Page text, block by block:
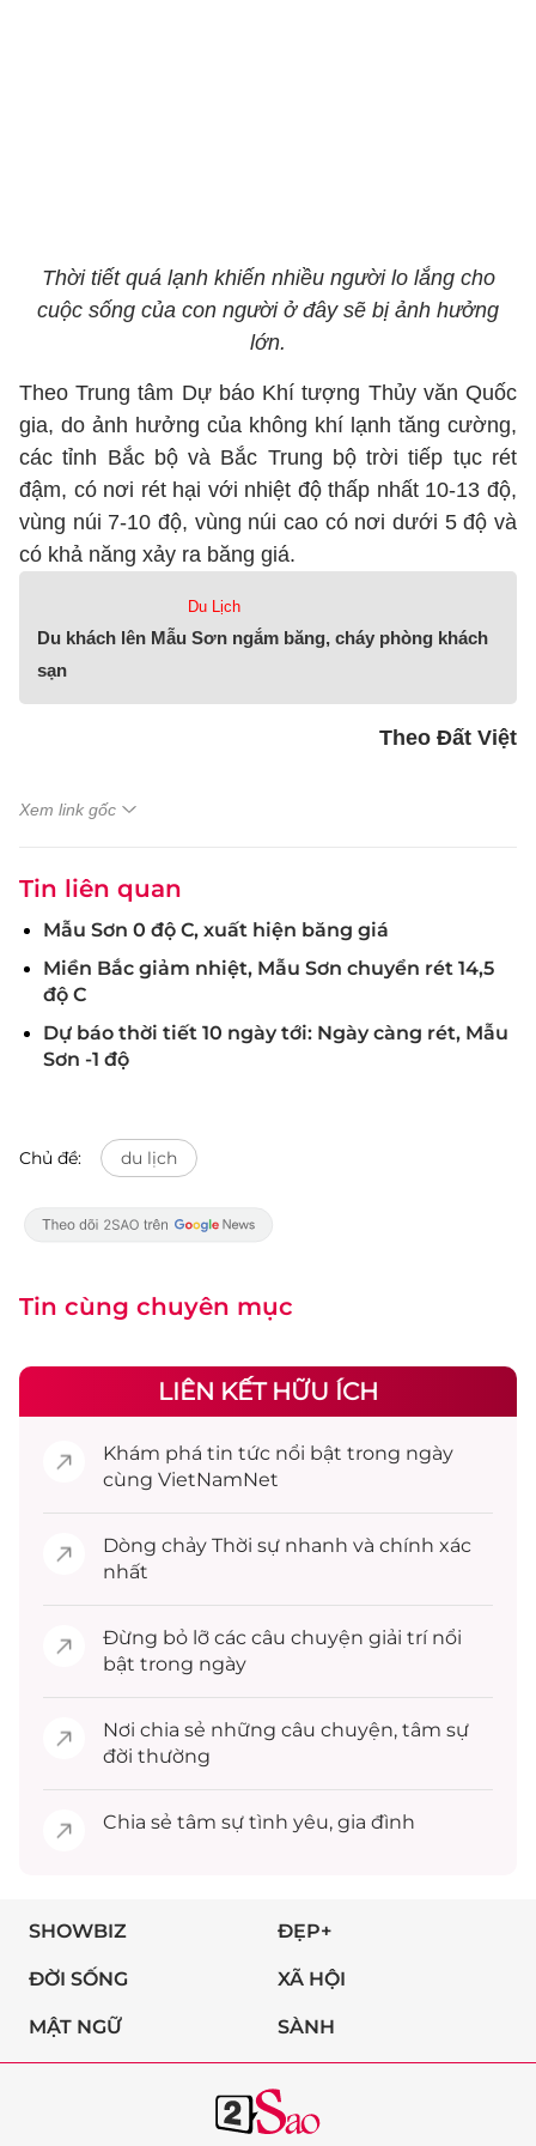
Thời tiết quá lạnh khiến nhiều người lo lắng cho
cuộc sống của con người ở đây sẽ bị ảnh hưởng
lớn.
Theo Trung tâm Dự báo Khí tượng Thủy văn Quốc
gia, do ảnh hưởng của không khí lạnh tăng cường,
các tỉnh Bắc bộ và Bắc Trung bộ trời tiếp tục rét
đậm, có nơi rét hại với nhiệt độ thấp nhất 10-13 độ,
vùng núi 7-10 độ, vùng núi cao có nơi dưới 5 độ và
có khả năng xảy ra băng giá.
Du Lịch
Du khách lên Mẫu Sơn ngắm băng, cháy phòng khách
sạn
Theo Đất Việt
Xem link gốc
Tin liên quan
Mẫu Sơn 0 độ C, xuất hiện băng giá
Miền Bắc giảm nhiệt, Mẫu Sơn chuyển rét 14,5
độ C
Dự báo thời tiết 10 ngày tới: Ngày càng rét, Mẫu
Sơn -1 độ
Chủ đề: du lịch
Tin cùng chuyên mục
LIÊN KẾT HỮU ÍCH
Khám phá tin tức nổi bật trong ngày
cùng VietNamNet
Dòng chảy Thời sự nhanh và chính xác
nhất
Đừng bỏ lỡ các câu chuyện giải trínổi
bật trong ngày
Nơi chia sẻ những câu chuyện, tâm sự
đời thường
Chia sẻ tâm sự tình yêu, gia đình
SHOWBIZ ĐẸP+
ĐỜI SỐNG XÃ HỘI
MẬT NGỮ SÀNH